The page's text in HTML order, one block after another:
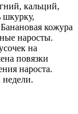
кальций,
шкурку,
кожура
наросты.
на
повязки
нароста.
недели.